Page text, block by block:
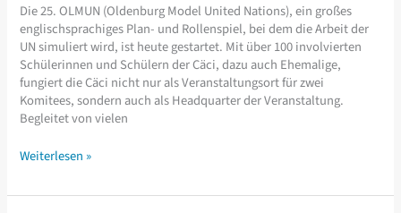
Die 25. OLMUN (Oldenburg Model United Nations), ein großes
englischsprachiges Plan- und Rollenspiel, bei dem die Arbeit der
UN simuliert wird, ist heute gestartet. Mit über 100 involvierten
Schülerinnen und Schülern der Cäci, dazu auch Ehemalige,
fungiert die Cäci nicht nur als Veranstaltungsort für zwei
Komitees, sondern auch als Headquarter der Veranstaltung.
Begleitet von vielen
OLMUN
Weiterlesen »